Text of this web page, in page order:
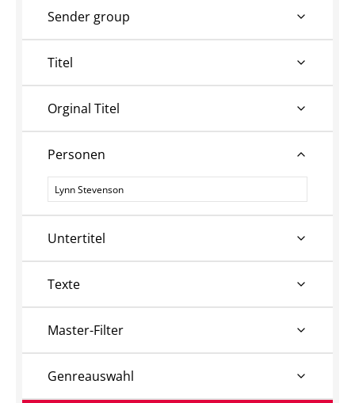
Sender group
Titel
Orginal Titel
Personen
Personen
Untertitel
Texte
Master-Filter
Genreauswahl